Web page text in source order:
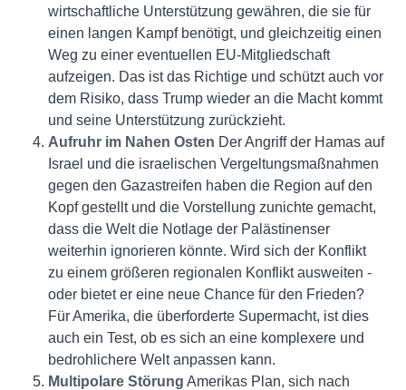
wirtschaftliche Unterstützung gewähren, die sie für
einen langen Kampf benötigt, und gleichzeitig einen
Weg zu einer eventuellen EU-Mitgliedschaft
aufzeigen. Das ist das Richtige und schützt auch vor
dem Risiko, dass Trump wieder an die Macht kommt
und seine Unterstützung zurückzieht.
Aufruhr im Nahen Osten Der Angriff der Hamas auf
Israel und die israelischen Vergeltungsmaßnahmen
gegen den Gazastreifen haben die Region auf den
Kopf gestellt und die Vorstellung zunichte gemacht,
dass die Welt die Notlage der Palästinenser
weiterhin ignorieren könnte. Wird sich der Konflikt
zu einem größeren regionalen Konflikt ausweiten -
oder bietet er eine neue Chance für den Frieden?
Für Amerika, die überforderte Supermacht, ist dies
auch ein Test, ob es sich an eine komplexere und
bedrohlichere Welt anpassen kann.
Multipolare Störung Amerikas Plan, sich nach